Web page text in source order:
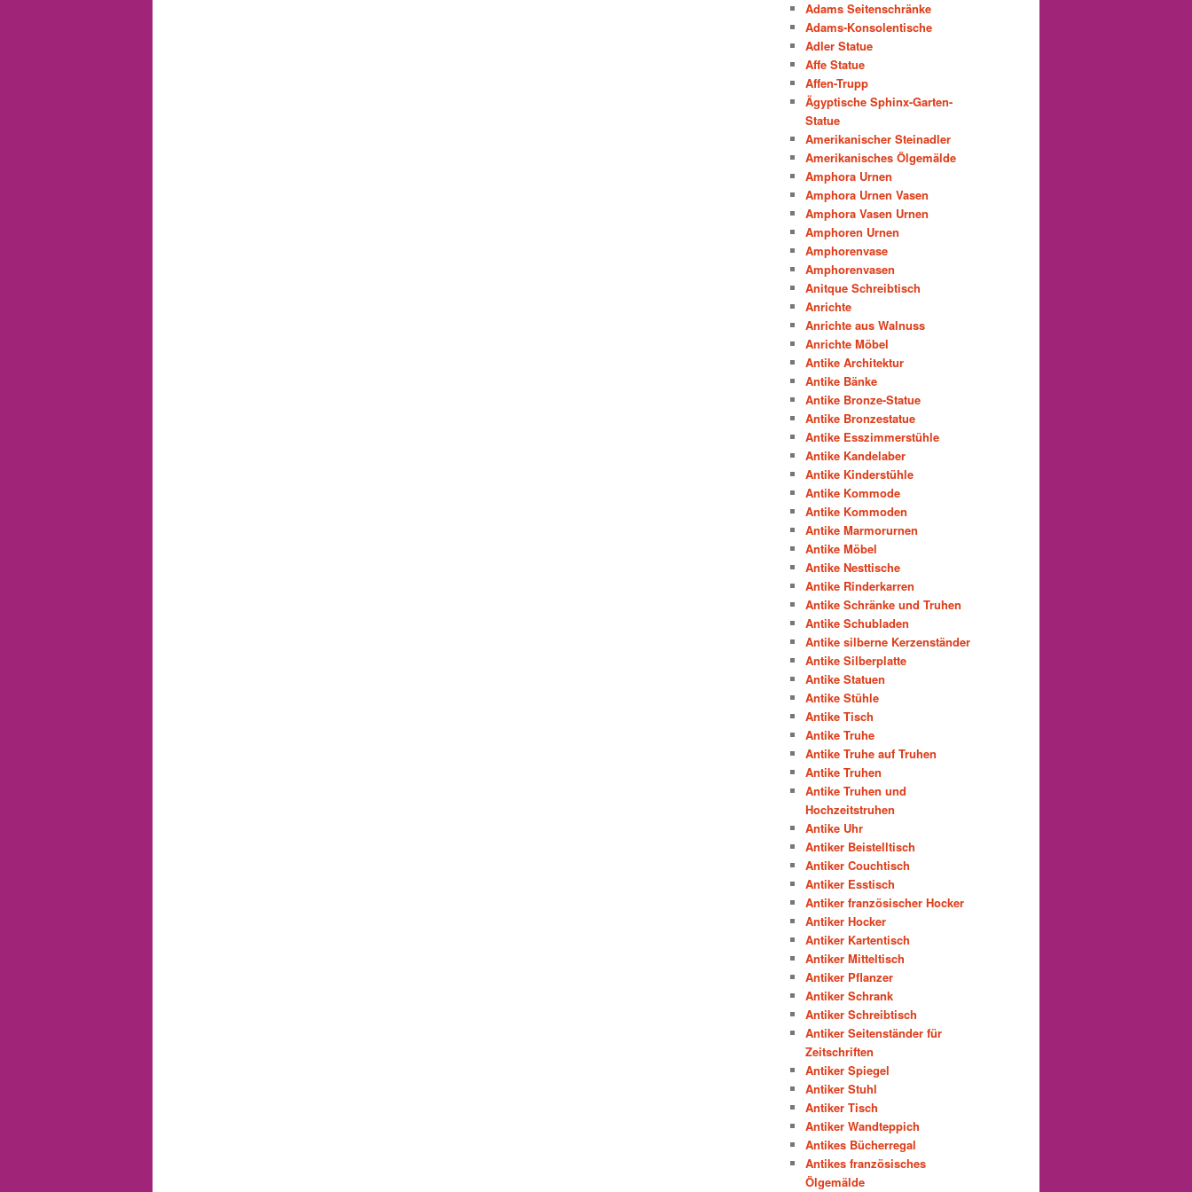
Adams Seitenschränke
Adams-Konsolentische
Adler Statue
Affe Statue
Affen-Trupp
Ägyptische Sphinx-Garten-
Statue
Amerikanischer Steinadler
Amerikanisches Ölgemälde
Amphora Urnen
Amphora Urnen Vasen
Amphora Vasen Urnen
Amphoren Urnen
Amphorenvase
Amphorenvasen
Anitque Schreibtisch
Anrichte
Anrichte aus Walnuss
Anrichte Möbel
Antike Architektur
Antike Bänke
Antike Bronze-Statue
Antike Bronzestatue
Antike Esszimmerstühle
Antike Kandelaber
Antike Kinderstühle
Antike Kommode
Antike Kommoden
Antike Marmorurnen
Antike Möbel
Antike Nesttische
Antike Rinderkarren
Antike Schränke und Truhen
Antike Schubladen
Antike silberne Kerzenständer
Antike Silberplatte
Antike Statuen
Antike Stühle
Antike Tisch
Antike Truhe
Antike Truhe auf Truhen
Antike Truhen
Antike Truhen und
Hochzeitstruhen
Antike Uhr
Antiker Beistelltisch
Antiker Couchtisch
Antiker Esstisch
Antiker französischer Hocker
Antiker Hocker
Antiker Kartentisch
Antiker Mitteltisch
Antiker Pflanzer
Antiker Schrank
Antiker Schreibtisch
Antiker Seitenständer für
Zeitschriften
Antiker Spiegel
Antiker Stuhl
Antiker Tisch
Antiker Wandteppich
Antikes Bücherregal
Antikes französisches
Ölgemälde